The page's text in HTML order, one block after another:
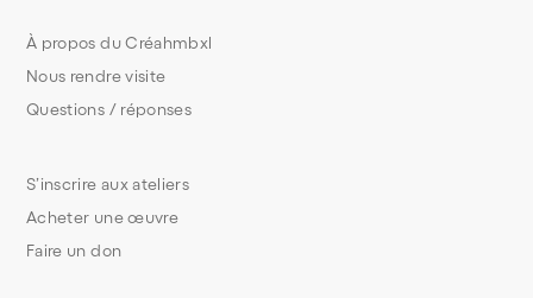
S’inscrire aux ateliers
Acheter une œuvre
Faire un don
À propos du Créahmbxl
Nous rendre visite
Questions / réponses